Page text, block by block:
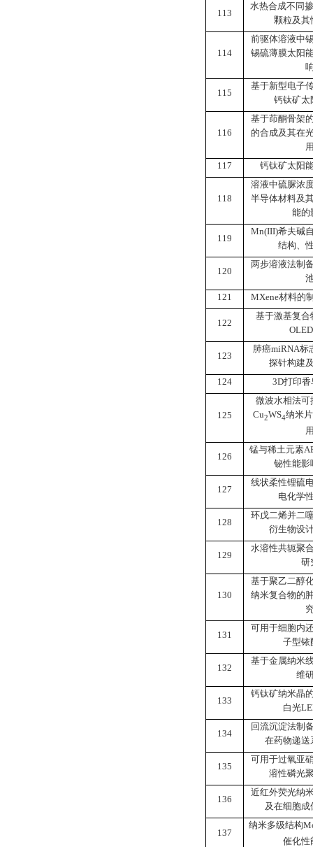
113
水热合成不同
颗粒及其
114
前驱体溶液中
锡硫薄膜太阳
115
基于新型电子
钙钛矿太
116
基于茚酮骨架
的合成及其在
117
钙钛矿太阳
118
溶液中硫脲浓
半导体材料及
能的
119
Mn(III)希夫碱
结构、
120
两步溶液法制
121
MXene材料的
122
基于激基复合
OLED
123
肺癌miRNA标
探针构建
124
3D打印香
125
微波水相法可
Cu2WS4纳米
126
锰与稀土元素
铋性能影
127
线状柔性锂硫
电化学
128
环戊二烯并二
衍生物设
129
水溶性共轭聚
研
130
基于聚乙二醇
纳米复合物的
131
可用于细胞内
子型铱
132
基于金属纳米
维
133
钙钛矿纳米晶
白光
134
回流沉淀法制
在药物递送
135
可用于过氧亚
溶性磷光
136
近红外荧光纳
及在细胞成
137
纳米多级结构
催化性